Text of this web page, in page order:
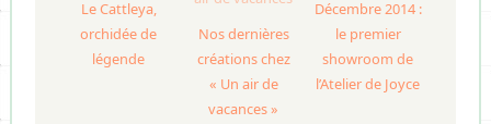
Le Cattleya,
orchidée de
légende
Nos dernières
créations chez
« Un air de
vacances »
Décembre 2014 :
le premier
showroom de
l’Atelier de Joyce